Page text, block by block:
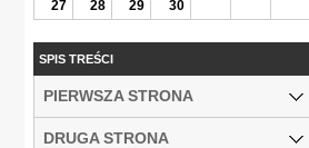
27
28 29 30
SPIS TREŚCI
PIERWSZA STRONA
DRUGA STRONA